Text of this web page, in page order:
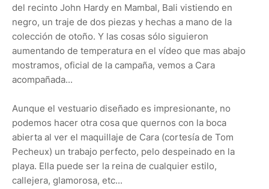
del recinto John Hardy en Mambal, Bali vistiendo en
negro, un traje de dos piezas y hechas a mano de la
colección de otoño. Y las cosas sólo siguieron
aumentando de temperatura en el vídeo que mas abajo
mostramos, oficial de la campaña, vemos a Cara
acompañada...
Aunque el vestuario diseñado es impresionante, no
podemos hacer otra cosa que quernos con la boca
abierta al ver el maquillaje de Cara (cortesía de Tom
Pecheux) un trabajo perfecto, pelo despeinado en la
playa. Ella puede ser la reina de cualquier estilo,
callejera, glamorosa, etc...